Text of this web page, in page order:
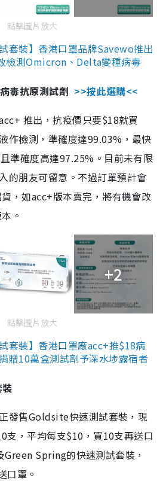
點擊圖片放大
套裝】香港口罩品牌Savewo推出
檢測Omicron、Delta變種病毒
毒抗原測試劑 >>按此選購<<
推出，抗疫價只要$18就買
作檢測，準確度達99.03%，最快
準確度高達97.25%。目前未有限
的朋友可留意。不過訂單預計會
，如acc+版本賣完，將有機會改
。
+2
點擊圖片放大
套裝】香港口罩廠acc+推$18病
贈10萬盒測試劑予深水埗露宿者
發售Goldsite快速測試套裝，現
支，平均每支$10，買10支再送口
Green Spring的快速測試套裝，
口罩。